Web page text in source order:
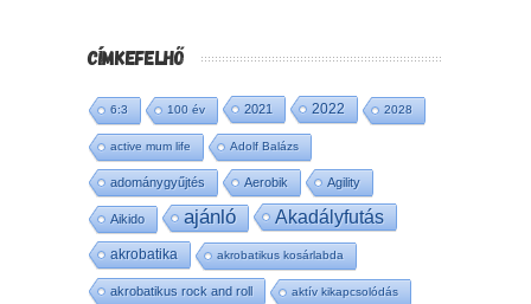
CÍMKEFELHŐ
6:3 100 év 2021 2022 2028
active mum life Adolf Balázs
adománygyűjtés Aerobik Agility
Aikido ajánló Akadályfutás
akrobatika akrobatikus kosárlabda
akrobatikus rock and roll aktív kikapcsolódás